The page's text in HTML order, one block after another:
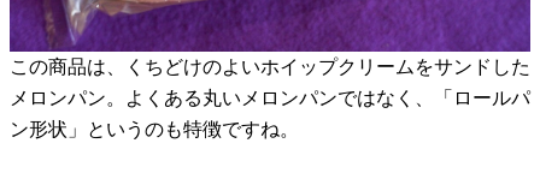
この商品は、くちどけのよいホイップクリームをサンドした
メロンパン。よくある丸いメロンパンではなく、「ロールパ
ン形状」というのも特徴ですね。